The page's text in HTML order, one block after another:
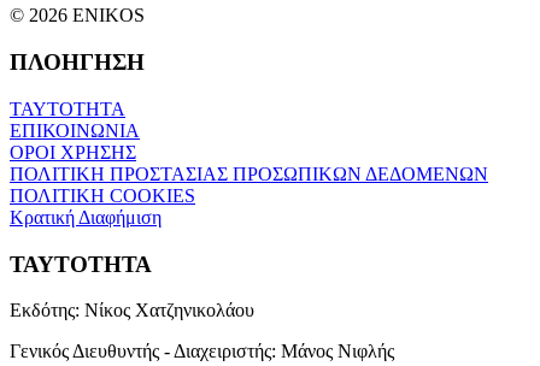
© 2026 ENIKOS
ΠΛΟΗΓΗΣΗ
ΤΑΥΤΟΤΗΤΑ
ΕΠΙΚΟΙΝΩΝΙΑ
ΟΡΟΙ ΧΡΗΣΗΣ
ΠΟΛΙΤΙΚΗ ΠΡΟΣΤΑΣΙΑΣ ΠΡΟΣΩΠΙΚΩΝ ΔΕΔΟΜΕΝΩΝ
ΠΟΛΙΤΙΚΗ COOKIES
Κρατική Διαφήμιση
ΤΑΥΤΟΤΗΤΑ
Εκδότης: Νίκος Χατζηνικολάου
Γενικός Διευθυντής - Διαχειριστής: Μάνος Νιφλής